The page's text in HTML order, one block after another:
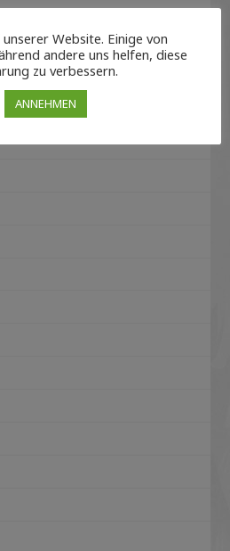
Website. Einige von
andere uns helfen, diese
zu verbessern.
ANNEHMEN